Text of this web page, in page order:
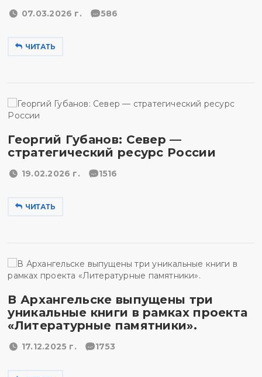
07.03.2026 г. 586
ЧИТАТЬ
Георгий Губанов: Север —
стратегический ресурс России
19.02.2026 г. 1516
ЧИТАТЬ
В Архангельске выпущены три
уникальные книги в рамках проекта
«Литературные памятники».
17.12.2025 г. 1753